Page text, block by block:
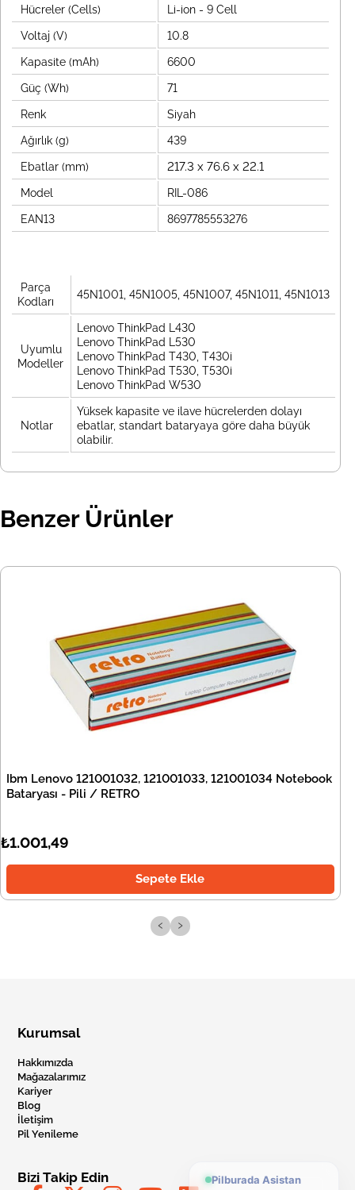
Hücreler (Cells) Li-ion - 9 Cell
Voltaj (V) 10.8
Kapasite (mAh) 6600
Güç (Wh) 71
Renk Siyah
Ağırlık (g) 439
Ebatlar (mm) 217.3 x 76.6 x 22.1
Model RIL-086
EAN13 8697785553276
Parça
Kodları
45N1001, 45N1005, 45N1007, 45N1011, 45N1013
Uyumlu
Modeller
Lenovo ThinkPad L430
Lenovo ThinkPad L530
Lenovo ThinkPad T430, T430i
Lenovo ThinkPad T530, T530i
Lenovo ThinkPad W530
Notlar
Yüksek kapasite ve ilave hücrelerden dolayı
ebatlar, standart bataryaya göre daha büyük
olabilir.
Benzer Ürünler
Ibm Lenovo 121001032, 121001033, 121001034 Notebook
Bataryası - Pili / RETRO
₺1.001,49
Sepete Ekle
‹ ›
Kurumsal
Hakkımızda
Mağazalarımız
Kariyer
Blog
İletişim
Pil Yenileme
Bizi Takip Edin
Pilburada Asistan